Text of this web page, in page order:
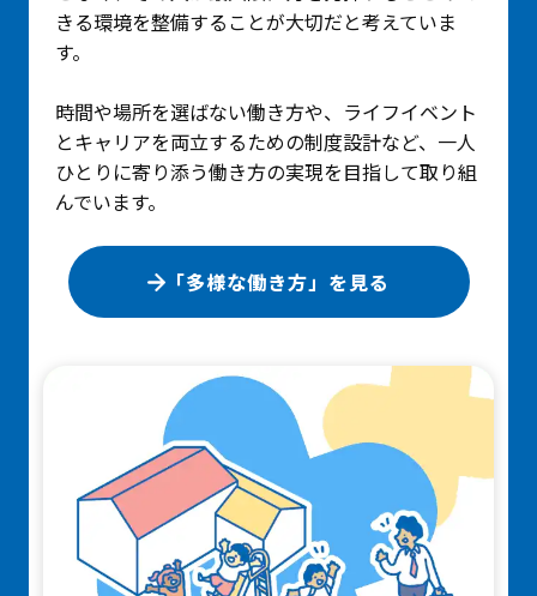
きる環境を整備することが大切だと考えていま
す。
時間や場所を選ばない働き方や、ライフイベント
とキャリアを両立するための制度設計など、一人
ひとりに寄り添う働き方の実現を目指して取り組
んでいます。
「多様な働き方」を見る